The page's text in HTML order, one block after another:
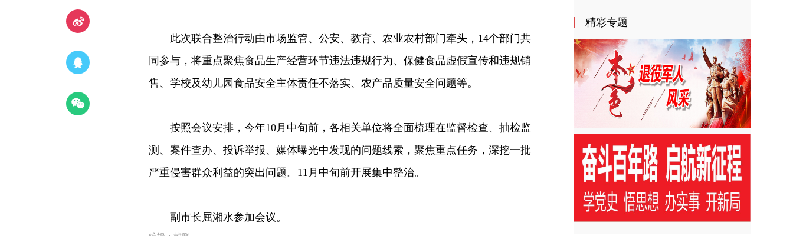
此次联合整治行动由市场监管、公安、教育、农业农村部门牵头，14个部门共
同参与，将重点聚焦食品生产经营环节违法违规行为、保健食品虚假宣传和违规销
售、学校及幼儿园食品安全主体责任不落实、农产品质量安全问题等。
按照会议安排，今年10月中旬前，各相关单位将全面梳理在监督检查、抽检监
测、案件查办、投诉举报、媒体曝光中发现的问题线索，聚焦重点任务，深挖一批
严重侵害群众利益的突出问题。11月中旬前开展集中整治。
副市长屈湘水参加会议。
精彩专题